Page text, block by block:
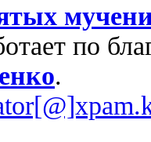
по
.